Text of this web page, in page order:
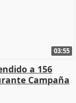
03:55
a 156
Campaña